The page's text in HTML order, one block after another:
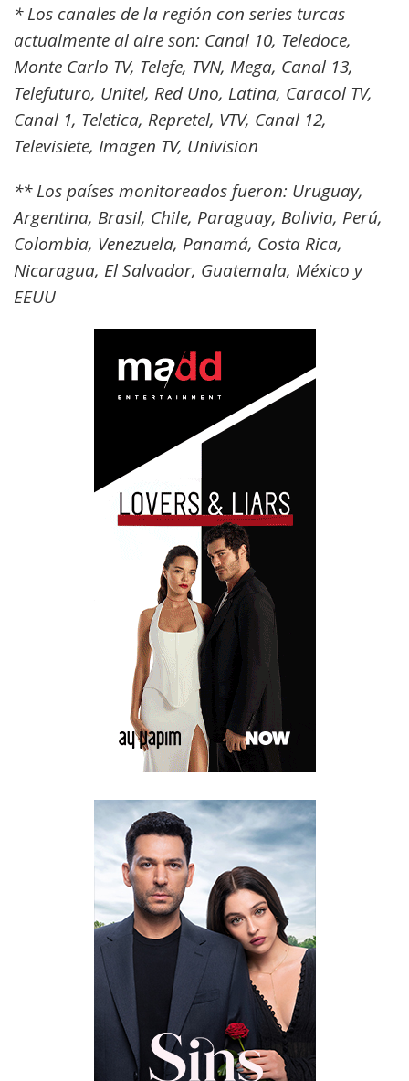
* Los canales de la región con series turcas
actualmente al aire son: Canal 10, Teledoce,
Monte Carlo TV, Telefe, TVN, Mega, Canal 13,
Telefuturo, Unitel, Red Uno, Latina, Caracol TV,
Canal 1, Teletica, Repretel, VTV, Canal 12,
Televisiete, Imagen TV, Univision
** Los países monitoreados fueron: Uruguay,
Argentina, Brasil, Chile, Paraguay, Bolivia, Perú,
Colombia, Venezuela, Panamá, Costa Rica,
Nicaragua, El Salvador, Guatemala, México y
EEUU